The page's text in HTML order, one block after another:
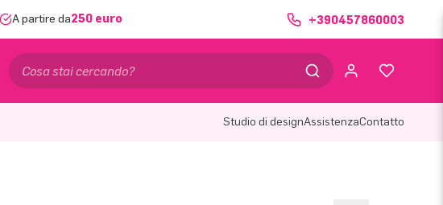
A partire da250 euro +390457860003
Studio di designAssistenzaContatto